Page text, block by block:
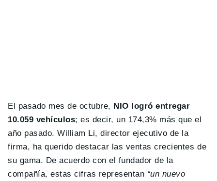
El pasado mes de octubre, NIO logró entregar
10.059 vehículos; es decir, un 174,3% más que el
año pasado. William Li, director ejecutivo de la
firma, ha querido destacar las ventas crecientes de
su gama. De acuerdo con el fundador de la
compañía, estas cifras representan “un nuevo